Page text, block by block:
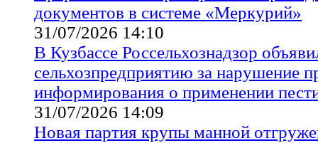
документов в системе «Меркурий»
31/07/2026 14:10
В Кузбассе Россельхознадзор
сельхозпредприятию за нарушение
информирования о применении
31/07/2026 14:09
Новая партия крупы манной